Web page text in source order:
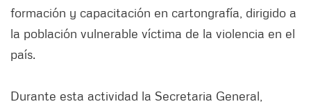
formación y capacitación en cartongrafía, dirigido a
la población vulnerable víctima de la violencia en el
país.
Durante esta actividad la Secretaria General,